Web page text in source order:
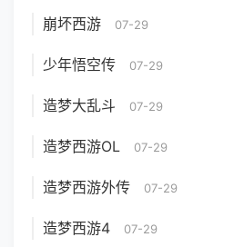
崩坏西游 07-29
少年悟空传 07-29
造梦大乱斗 07-29
造梦西游OL 07-29
造梦西游外传 07-29
造梦西游4 07-29